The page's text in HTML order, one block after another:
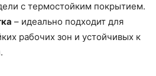
с термостойким покрытием.
– идеально подходит для
рабочих зон и устойчивых к